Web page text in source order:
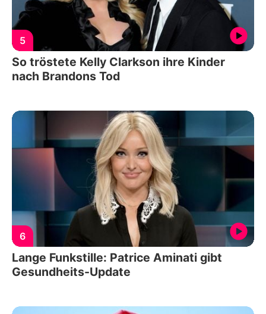
5
So tröstete Kelly Clarkson ihre Kinder
nach Brandons Tod
6
Lange Funkstille: Patrice Aminati gibt
Gesundheits-Update